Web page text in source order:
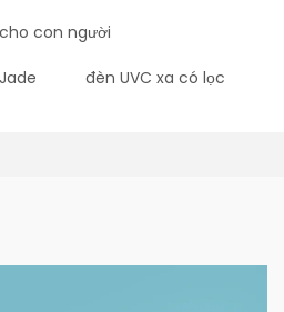
con người
đèn UVC xa có lọc